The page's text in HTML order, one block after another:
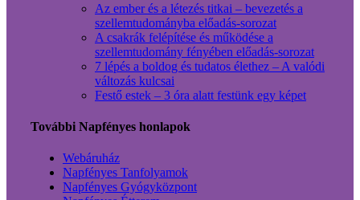
Az ember és a létezés titkai – bevezetés a
szellemtudományba előadás-sorozat
A csakrák felépítése és működése a
szellemtudomány fényében előadás-sorozat
7 lépés a boldog és tudatos élethez – A valódi
változás kulcsai
Festő estek – 3 óra alatt festünk egy képet
További Napfényes honlapok
Webáruház
Napfényes Tanfolyamok
Napfényes Gyógyközpont